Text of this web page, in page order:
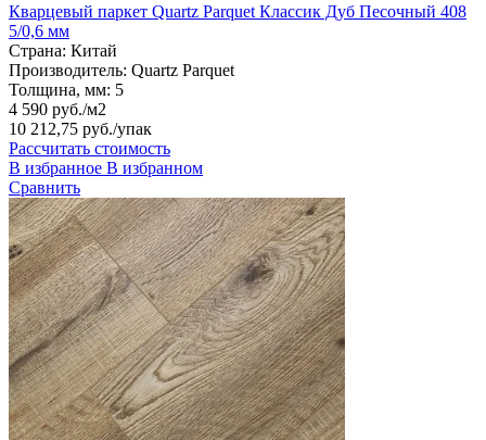
Кварцевый паркет Quartz Parquet Классик Дуб Песочный 408
5/0,6 мм
Страна: Китай
Производитель: Quartz Parquet
Толщина, мм: 5
4 590 руб./м2
10 212,75 руб./упак
Рассчитать стоимость
В избранное В избранном
Сравнить